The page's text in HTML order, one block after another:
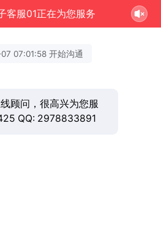
客服01正在为您服务
07:01:58 开始沟通
顾问，很高兴为您服
QQ: 2978833891